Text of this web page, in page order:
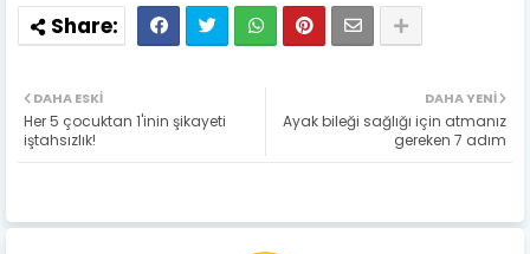
DAHA YENI
Ayak bileği sağlığı için atmanız
gereken 7 adım
DAHA ESKI
Her 5 çocuktan 1'inin şikayeti
iştahsızlık!